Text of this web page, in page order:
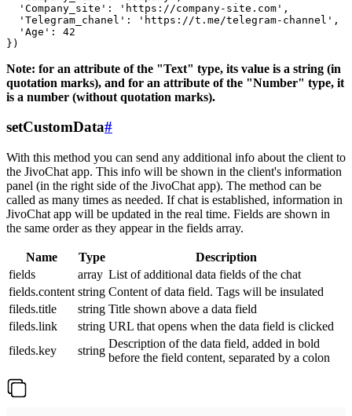
  'Company_site': 'https://company-site.com',
  'Telegram_chanel': 'https://t.me/telegram-channel',
  'Age': 42
Note: for an attribute of the "Text" type, its value is a string (in
quotation marks), and for an attribute of the "Number" type, it
is a number (without quotation marks).
setCustomData#
With this method you can send any additional info about the client to
the JivoChat app. This info will be shown in the client's information
panel (in the right side of the JivoChat app). The method can be
called as many times as needed. If chat is established, information in
JivoChat app will be updated in the real time. Fields are shown in
the same order as they appear in the fields array.
Name Type
Description
fields
array List of additional data fields of the chat
fields.content string Content of data field. Tags will be insulated
fileds.title
string Title shown above a data field
fileds.link
string URL that opens when the data field is clicked
fileds.key
string
Description of the data field, added in bold
before the field content, separated by a colon